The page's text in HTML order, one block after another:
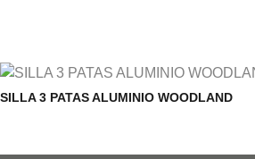
SILLA 3 PATAS ALUMINIO WOODLAND